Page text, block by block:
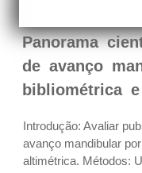
Panorama
de avanço
bibliométrica
Introdução: Avaliar
avanço mandibular
altimétrica. Métodos: